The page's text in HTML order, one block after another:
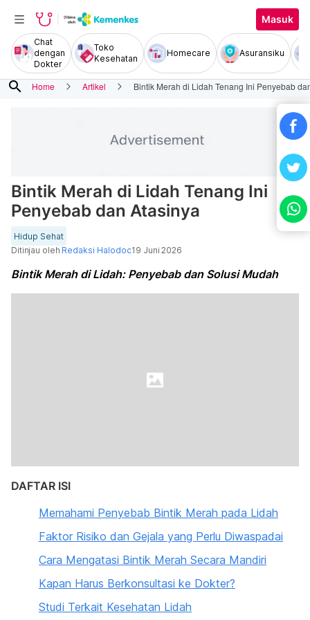
Masuk
Chat
dengan
Dokter
Toko
Kesehatan
Homecare Asuransiku
search Home Artikel Bintik Merah di Lidah Tenang Ini Penyebab
Bintik Merah di Lidah Tenang Ini
Penyebab dan Atasinya
Hidup Sehat
Ditinjau oleh Redaksi Halodoc19 Juni 2026
Bintik Merah di Lidah: Penyebab dan Solusi Mudah
DAFTAR ISI
Memahami Penyebab Bintik Merah pada Lidah
Faktor Risiko dan Gejala yang Perlu Diwaspadai
Cara Mengatasi Bintik Merah Secara Mandiri
Kapan Harus Berkonsultasi ke Dokter?
Studi Terkait Kesehatan Lidah